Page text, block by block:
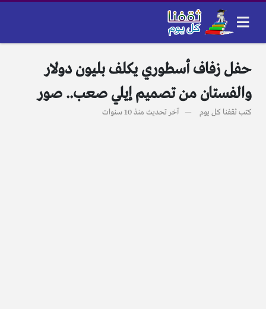
حفل زفاف أسطوري يكلف بليون دولار
والفستان من تصميم إيلي صعب.. صور
كتبثقفنا كل يوم آخر تحديث منذ 10 سنوات